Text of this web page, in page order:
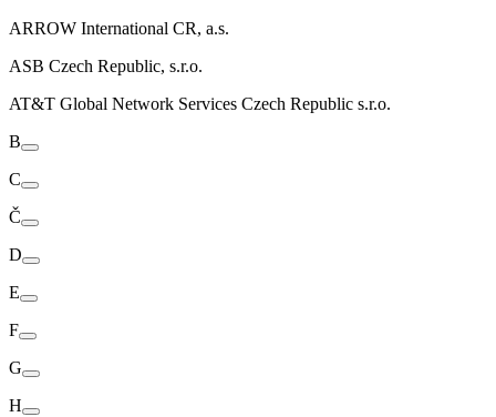
ARROW International CR, a.s.
ASB Czech Republic, s.r.o.
AT&T Global Network Services Czech Republic s.r.o.
B
C
Č
D
E
F
G
H